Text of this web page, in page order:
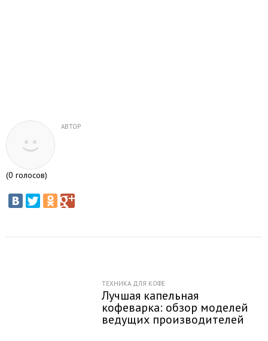
АВТОР
(0 голосов)
ТЕХНИКА ДЛЯ КОФЕ
Лучшая капельная
кофеварка: обзор моделей
ведущих производителей